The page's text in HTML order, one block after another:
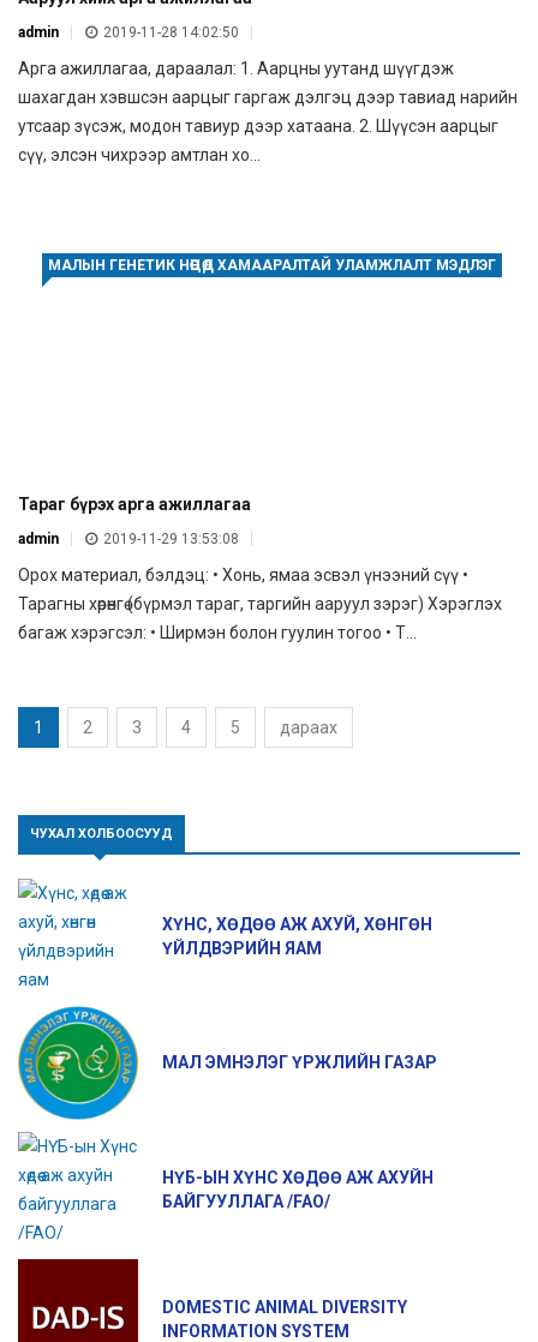
admin 2019-11-28 14:02:50
Арга ажиллагаа, дараалал: 1. Аарцны уутанд шүүгдэж
шахагдан хэвшсэн аарцыг гаргаж дэлгэц дээр тавиад нарийн
утсаар зүсэж, модон тавиур дээр хатаана. 2. Шүүсэн аарцыг
сүү, элсэн чихрээр амтлан хо...
МАЛЫН ГЕНЕТИК НӨӨЦӨД ХАМААРАЛТАЙ УЛАМЖЛАЛТ МЭДЛЭГ
Тараг бүрэх арга ажиллагаа
admin 2019-11-29 13:53:08
Орох материал, бэлдэц: • Хонь, ямаа эсвэл үнээний сүү •
Тарагны хөрөнгө (бүрмэл тараг, таргийн ааруул зэрэг) Хэрэглэх
багаж хэрэгсэл: • Ширмэн болон гуулин тогоо • Т...
1 2 3 4 5 дараах
ЧУХАЛ ХОЛБООСУУД
ХҮНС, ХӨДӨӨ АЖ АХУЙ, ХӨНГӨН
ҮЙЛДВЭРИЙН ЯАМ
МАЛ ЭМНЭЛЭГ ҮРЖЛИЙН ГАЗАР
НҮБ-ЫН ХҮНС ХӨДӨӨ АЖ АХУЙН
БАЙГУУЛЛАГА /FAO/
DOMESTIC ANIMAL DIVERSITY
INFORMATION SYSTEM